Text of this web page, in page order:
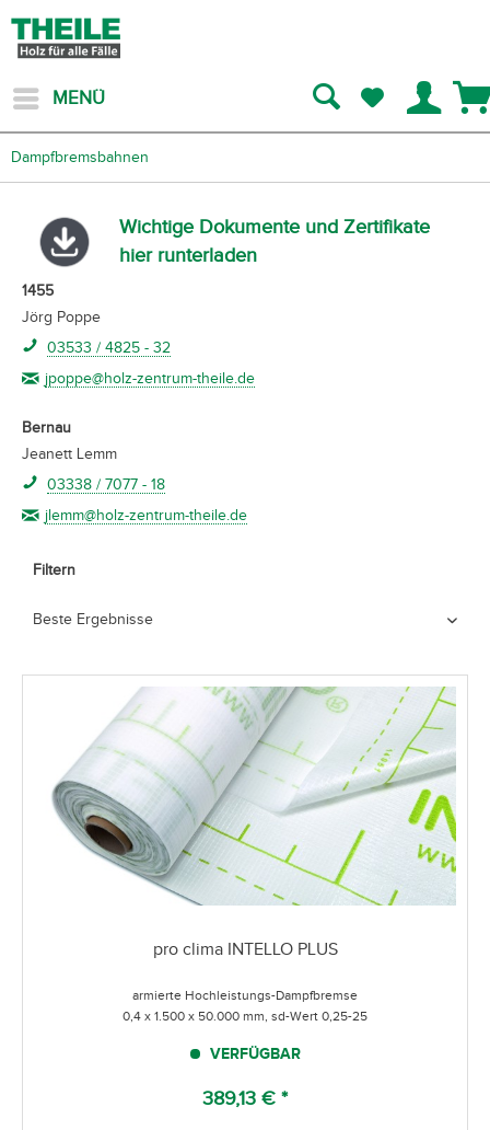
MENÜ
Dampfbremsbahnen
Wichtige Dokumente und Zertifikate
hier runterladen
1455
Jörg Poppe
03533 / 4825 - 32
jpoppe@holz-zentrum-theile.de
Bernau
Jeanett Lemm
03338 / 7077 - 18
jlemm@holz-zentrum-theile.de
Filtern
pro clima INTELLO PLUS
armierte Hochleistungs-Dampfbremse
0,4 x 1.500 x 50.000 mm, sd-Wert 0,25-25
VERFÜGBAR
389,13 € *